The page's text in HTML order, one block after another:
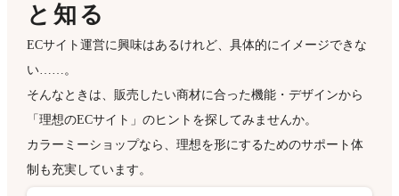
と知る
ECサイト運営に興味はあるけれど、具体的にイメージできな
い……。
そんなときは、販売したい商材に合った機能・デザインから
「理想のECサイト」のヒントを探してみませんか。
カラーミーショップなら、理想を形にするためのサポート体
制も充実しています。